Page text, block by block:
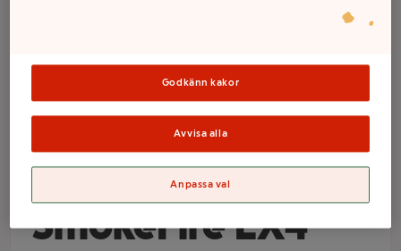
Överdrag
SmokeFire EX4
Sortimentet kan variera mellan butikerna
Godkänn kakor
Avvisa alla
Anpassa val